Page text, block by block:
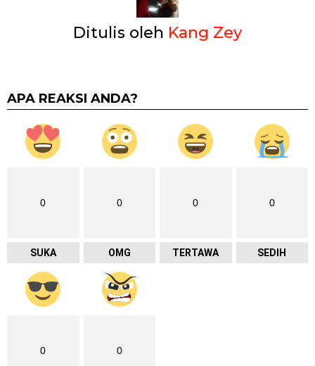
Ditulis oleh Kang Zey
APA REAKSI ANDA?
0
SUKA
0
OMG
0
TERTAWA
0
SEDIH
0 0